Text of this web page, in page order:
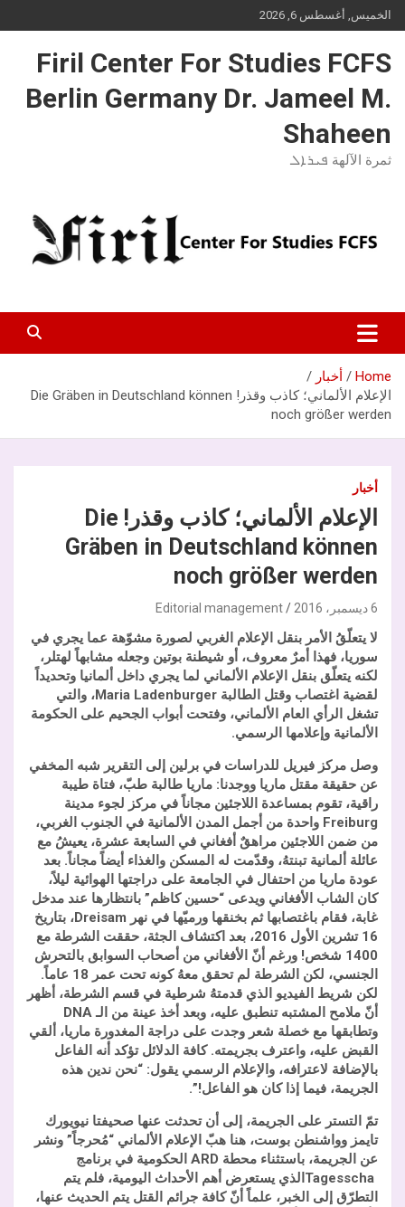
Skip
to
الخميس, أغسطس 6, 2026
Firil Center For Studies FCFS
Berlin Germany Dr. Jameel M.
Shaheen
ثمرة الآلهة ܦܝܪܐܠ
Home
أخبار
الإعلام الألماني؛ كاذب وقذر! Die Gräben in Deutschland können
noch größer werden
أخبار
الإعلام الألماني؛ كاذب وقذر! Die
Gräben in Deutschland können
noch größer werden
6 ديسمبر، 2016 Editorial management
لا يتعلّقُ الأمر بنقل الإعلام الغربي لصورة مشوّهة عما يجري في
سوريا، فهذا أمرٌ معروف، أو شيطنة بوتين وجعله مشابهاً لهتلر،
لكنه يتعلّق بنقل الإعلام الألماني لما يجري داخل ألمانيا وتحديداً
لقضية اغتصاب وقتل الطالبة Maria Ladenburger، والتي
تشغل الرأي العام الألماني، وفتحت أبواب الجحيم على الحكومة
الألمانية وإعلامها الرسمي.
وصل مركز فيريل للدراسات في برلين إلى التقرير شبه المخفي
عن حقيقة مقتل ماريا ووجدنا: ماريا طالبة طبّ، فتاة طيبة
راقية، تقوم بمساعدة اللاجئين مجاناً في مركز لجوء مدينة
Freiburg واحدة من أجمل المدن الألمانية في الجنوب الغربي،
من ضمن اللاجئين مراهقٌ أفغاني في السابعة عشرة، يعيشُ مع
عائلة ألمانية تبنتهُ، وقدّمت له المسكن والغذاء أيضاً مجاناً. بعد
عودة ماريا من احتفال في الجامعة على دراجتها الهوائية ليلاً،
كان الشاب الأفغاني ويدعى “حسين كاظم” بانتظارها عند مدخل
غابة، فقام باغتصابها ثم بخنقها ورميّها في نهر Dreisam، بتاريخ
16 تشرين الأول 2016، بعد اكتشاف الجثة، حققت الشرطة مع
1400 شخص! ورغم أنّ الأفغاني من أصحاب السوابق بالتحرش
الجنسي، لكن الشرطة لم تحقق معهُ كونه تحت عمر 18 عاماً.
لكن شريط الفيديو الذي قدمتهُ شرطية في قسم الشرطة، أظهر
أنّ ملامح المشتبه تنطبق عليه، وبعد أخذ عينة من الـDNA
وتطابقها مع خصلة شعر وجدت على دراجة المغدورة ماريا، ألقي
القبض عليه، واعترف بجريمته. كافة الدلائل تؤكد أنه الفاعل
بالإضافة لاعترافه، والإعلام الرسمي يقول: “نحن ندين هذه
الجريمة، فيما إذا كان هو الفاعل!”.
تمّ التستر على الجريمة، إلى أن تحدثت عنها صحيفتا نيويورك
تايمز وواشنطن بوست، هنا هبّ الإعلام الألماني “مُحرجاً” ونشر
عن الجريمة، باستثناء محطة ARD الحكومية في برنامج
Tagesscha الذي يستعرض أهم الأحداث اليومية، فلم يتم
التطرّق إلى الخبر، علماً أنّ كافة جرائم القتل يتم الحديث عنها،